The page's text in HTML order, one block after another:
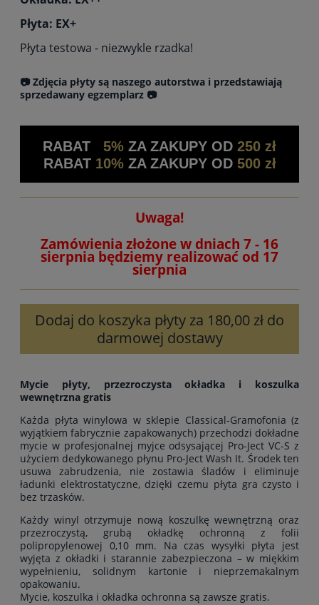
Płyta: EX+
Płyta testowa - niezwykle rzadka!
📷 Zdjęcia płyty są naszego autorstwa i przedstawiają
sprzedawany egzemplarz 📷
RABAT 5% ZA ZAKUPY OD 250 zł
RABAT 10%ZA ZAKUPY OD 500 zł
Uwaga!
Zamówienia złożone w dniach 7 - 16
sierpnia będziemy realizować od 17
sierpnia
Dodaj do koszyka płyty za 180,00 zł do
darmowej dostawy
Mycie płyty, przezroczysta okładka i koszulka
wewnętrzna gratis
Każda płyta winylowa w sklepie Classical-Gramofonia (z
wyjątkiem fabrycznie zapakowanych) przechodzi dokładne
mycie w profesjonalnej myjce odsysającej Pro-Ject VC-S z
użyciem dedykowanego płynu Pro-Ject Wash It. Środek ten
usuwa zabrudzenia, nie zostawia śladów i eliminuje
ładunki elektrostatyczne, dzięki czemu płyta gra czysto i
bez trzasków.
Każdy winyl otrzymuje nową koszulkę wewnętrzną oraz
przezroczystą, grubą okładkę ochronną z folii
polipropylenowej 0,10 mm. Na czas wysyłki płyta jest
wyjęta z okładki i starannie zabezpieczona – w miękkim
wypełnieniu, solidnym kartonie i nieprzemakalnym
opakowaniu.
Mycie, koszulka i okładka ochronna są zawsze gratis.